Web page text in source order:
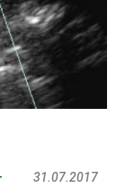
31.07.2017